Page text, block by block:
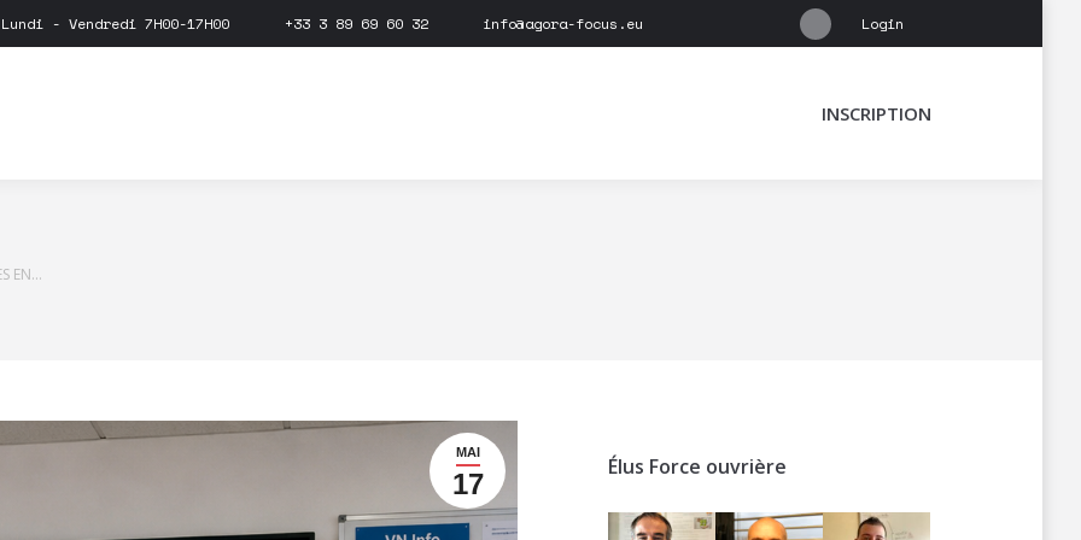
Lundi - Vendredi 7H00-17H00 +33 3 89 69 60 32 info@agora-focus.eu
X
Login
INSCRIPTION
EN…
MAI
17
Élus Force ouvrière